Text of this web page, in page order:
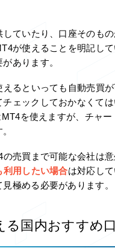
していたり、口座そのも
が使えることを明記し
あります。
えるといっても自動売買
チェックしておかなくて
を使えますが、チャ
の売買まで可能な会社は意
利用したい場合は対応し
極める必要があります。
る国内おすすめ